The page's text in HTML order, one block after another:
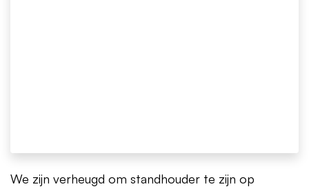
We zijn verheugd om standhouder te zijn op